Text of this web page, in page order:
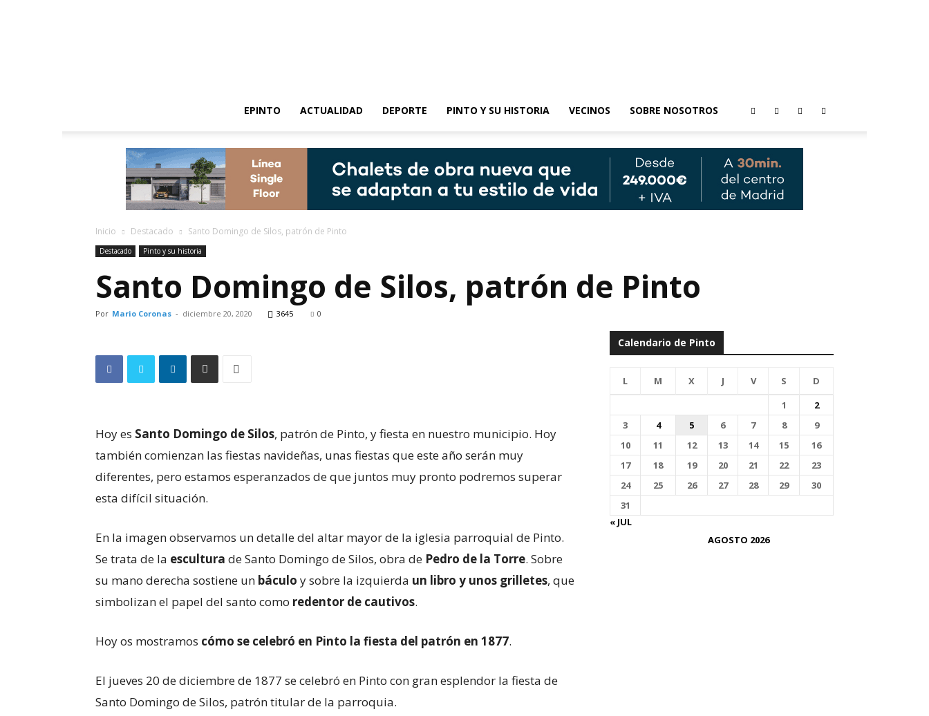
EPINTO
ACTUALIDAD DEPORTE PINTO Y SU HISTORIA VECINOS SOBRE NOSOTROS
Inicio Destacado Santo Domingo de Silos, patrón de Pinto
Destacado Pinto y su historia
Santo Domingo de Silos, patrón de Pinto
Por Mario Coronas - diciembre 20, 2020 3645 0
Hoy es Santo Domingo de Silos, patrón de Pinto, y fiesta en nuestro municipio. Hoy
también comienzan las fiestas navideñas, unas fiestas que este año serán muy
diferentes, pero estamos esperanzados de que juntos muy pronto podremos superar
esta difícil situación.
En la imagen observamos un detalle del altar mayor de la iglesia parroquial de Pinto.
Se trata de la escultura de Santo Domingo de Silos, obra de Pedro de la Torre. Sobre
su mano derecha sostiene un báculo y sobre la izquierda un libro y unos grilletes, que
simbolizan el papel del santo como redentor de cautivos.
Hoy os mostramos cómo se celebró en Pinto la fiesta del patrón en 1877.
El jueves 20 de diciembre de 1877 se celebró en Pinto con gran esplendor la fiesta de
Santo Domingo de Silos, patrón titular de la parroquia.
Calendario de Pinto
AGOSTO 2026
L M X J V S
D
1
2
3
4 5 6 7 8
9
10
11 12 13 14 15
16
17
18 19 20 21 22
23
24
25 26 27 28 29
30
31
« JUL